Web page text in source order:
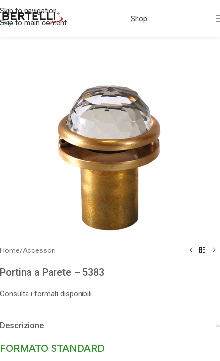
Skip to navigation
Skip to main content
Shop
Home/Accessori
Portina a Parete – 5383
Consulta i formati disponibili.
Descrizione
FORMATO STANDARD